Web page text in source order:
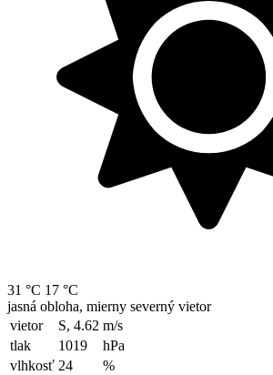
31 °C 17 °C
jasná obloha, mierny severný vietor
vietor
S, 4.62 m/s
tlak
1019
hPa
vlhkosť 24
%